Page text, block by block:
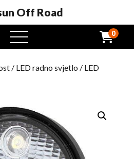
Off Road
Otvoreni
izbornik
0
/ LED radno svjetlo / LED